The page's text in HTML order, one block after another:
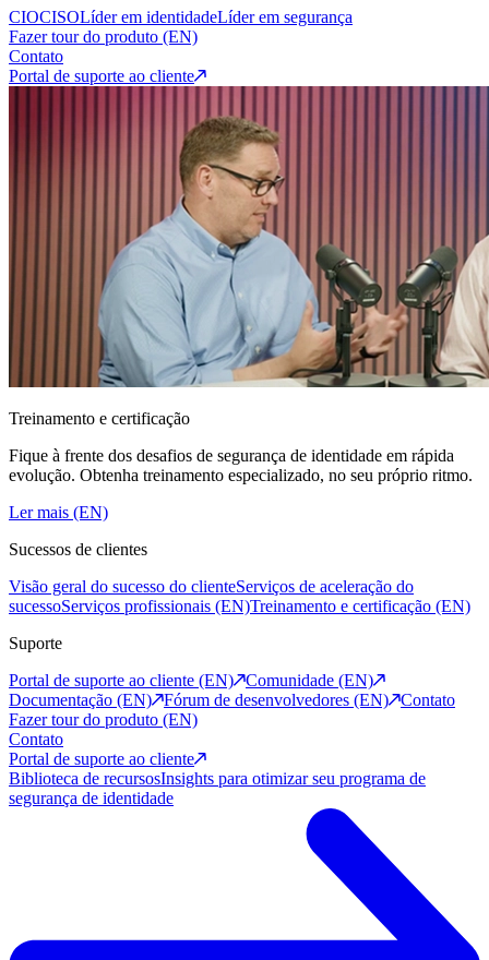
CIOCISOLíder em identidadeLíder em segurança
Fazer tour do produto (EN)
Contato
Portal de suporte ao cliente
Treinamento e certificação
Fique à frente dos desafios de segurança de identidade em rápida
evolução. Obtenha treinamento especializado, no seu próprio ritmo.
Ler mais (EN)
Sucessos de clientes
Visão geral do sucesso do clienteServiços de aceleração do
sucessoServiços profissionais (EN)Treinamento e certificação (EN)
Suporte
Portal de suporte ao cliente (EN)
Comunidade (EN)
Documentação (EN)
Fórum de desenvolvedores (EN)
Contato
Fazer tour do produto (EN)
Contato
Portal de suporte ao cliente
Biblioteca de recursosInsights para otimizar seu programa de
segurança de identidade